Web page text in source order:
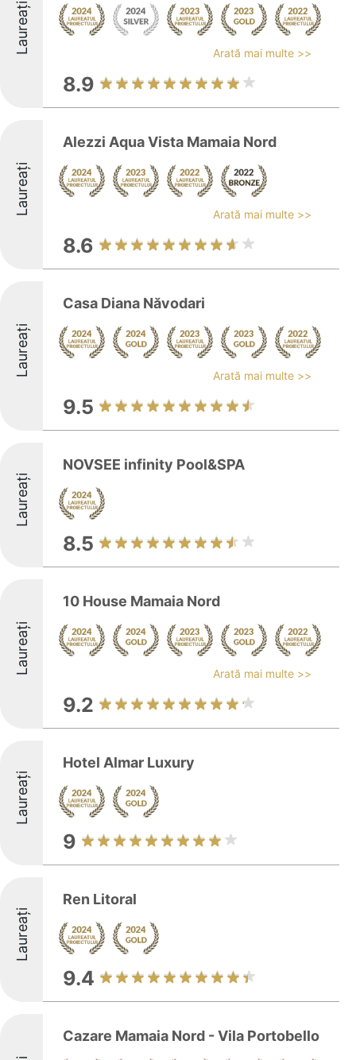
Laureați Arată mai multe >>
8.9
Laureați
Alezzi Aqua Vista Mamaia Nord
Arată mai multe >>
8.6
Laureați
Casa Diana Năvodari
Arată mai multe >>
9.5
Laureați
NOVSEE infinity Pool&SPA
8.5
Laureați
10 House Mamaia Nord
Arată mai multe >>
9.2
Laureați
Hotel Almar Luxury
9
Laureați
Ren Litoral
9.4
Cazare Mamaia Nord - Vila Portobello